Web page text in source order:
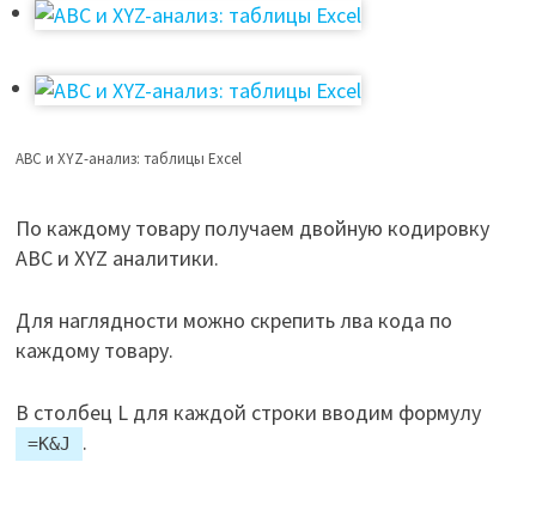
ABC и XYZ-анализ: таблицы Excel
По каждому товару получаем двойную кодировку
ABC и XYZ аналитики.
Для наглядности можно скрепить лва кода по
каждому товару.
В столбец L для каждой строки вводим формулу
=K&J .